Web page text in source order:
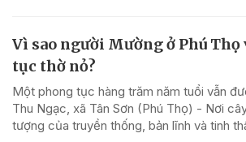
Vì sao người Mường ở Phú
tục thờ nỏ?
Một phong tục hàng trăm năm tuổi vẫn
Thu Ngạc, xã Tân Sơn (Phú Thọ) - Nơi
tượng của truyền thống, bản lĩnh và tinh